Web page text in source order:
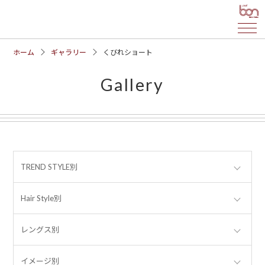
ホーム ギャラリー くびれショート
Gallery
TREND STYLE別
Hair Style別
レングス別
イメージ別